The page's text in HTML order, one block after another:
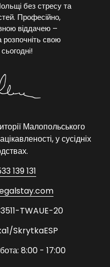
без стресу та
Професійно,
віддачею –
розпочніть свою
Малопольського
у сусідніх
139 131
TWAUE-20
SkrytkaESP
8:00 - 17:00